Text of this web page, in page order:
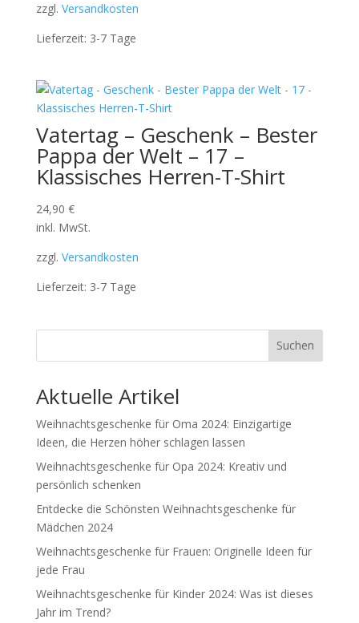
zzgl. Versandkosten
Lieferzeit: 3-7 Tage
Vatertag – Geschenk – Bester
Pappa der Welt – 17 –
Klassisches Herren-T-Shirt
24,90 €
inkl. MwSt.
zzgl. Versandkosten
Lieferzeit: 3-7 Tage
Suchen
Aktuelle Artikel
Weihnachtsgeschenke für Oma 2024: Einzigartige
Ideen, die Herzen höher schlagen lassen
Weihnachtsgeschenke für Opa 2024: Kreativ und
persönlich schenken
Entdecke die Schönsten Weihnachtsgeschenke für
Mädchen 2024
Weihnachtsgeschenke für Frauen: Originelle Ideen für
jede Frau
Weihnachtsgeschenke für Kinder 2024: Was ist dieses
Jahr im Trend?